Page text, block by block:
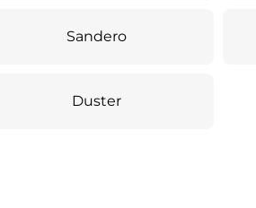
Sandero
Duster